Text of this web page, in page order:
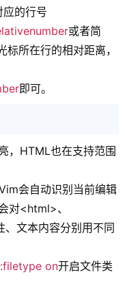
应的行号
或者简
所在行的相对距离，
即可。
，HTML也在支持范围
会自动识别当前编辑
对<html>、
文本内容分别用不同
:filetype on开启文件类